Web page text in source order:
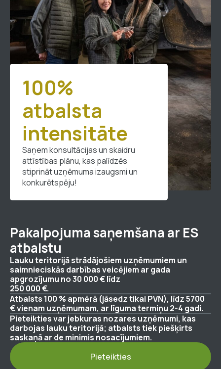
100%
atbalsta
intensitāte
Saņem konsultācijas un skaidru
attīstības plānu, kas palīdzēs
stiprināt uzņēmuma izaugsmi un
konkurētspēju!
Pakalpojuma saņemšana ar ES
atbalstu
Lauku teritorijā strādājošiem uzņēmumiem un
saimnieciskās darbības veicējiem ar gada
apgrozījumu no 30 000 € līdz
250 000 €.
Atbalsts 100 % apmērā (jāsedz tikai PVN), līdz 5700
€ vienam uzņēmumam, ar līguma termiņu 2-4 gadi.
Pieteikties var jebkuras nozares uzņēmumi, kas
darbojas lauku teritorijā; atbalsts tiek piešķirts
saskaņā ar de minimis nosacījumiem.
Pieteikties